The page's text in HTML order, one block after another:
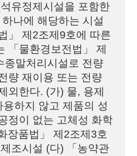
유정제시설을 포함한
나에 해당하는 시설
」 제2조제9호에 따른
「물환경보전법」 제
종말처리시설로 전량
량 재이용 또는 전량
외한다. (가) 물, 용제
하지 않고 제품의 성
정이 없는 고체성 화학
장품법」 제2조제3호
조시설 (다) 「농약관